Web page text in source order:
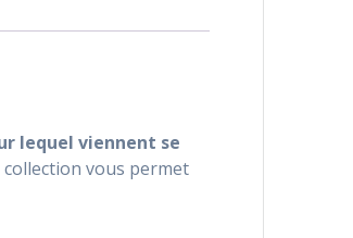
lequel viennent se
vous permet